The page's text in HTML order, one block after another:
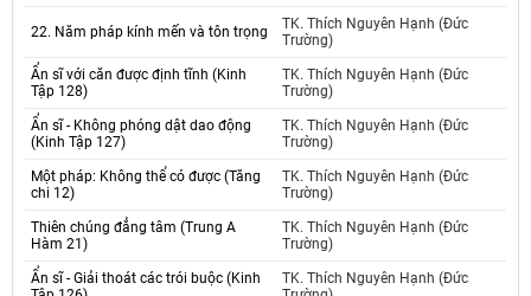
22. Năm pháp kính mến và tôn trọng
TK. Thích Nguyên Hạnh (Đức
Trường)
Ẩn sĩ với căn được định tĩnh (Kinh
Tập 128)
TK. Thích Nguyên Hạnh (Đức
Trường)
Ẩn sĩ - Không phóng dật dao động
(Kinh Tập 127)
TK. Thích Nguyên Hạnh (Đức
Trường)
Một pháp: Không thể có được (Tăng
chi 12)
TK. Thích Nguyên Hạnh (Đức
Trường)
Thiên chúng đẳng tâm (Trung A
Hàm 21)
TK. Thích Nguyên Hạnh (Đức
Trường)
Ẩn sĩ - Giải thoát các trói buộc (Kinh
TK. Thích Nguyên Hạnh (Đức